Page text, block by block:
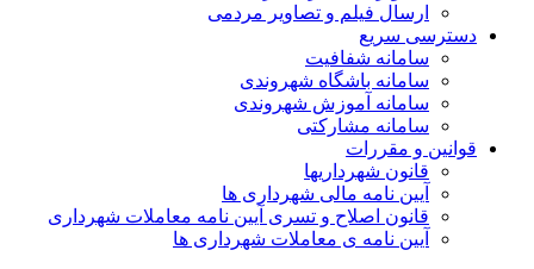
ارسال فیلم و تصاویر مردمی
دسترسی سریع
سامانه شفافیت
سامانه باشگاه شهروندی
سامانه آموزش شهروندی
سامانه مشارکتی
قوانین و مقررات
قانون شهرداریها
آیین نامه مالی شهرداری ها
قانون اصلاح و تسری آیین نامه معاملات شهرداری
آیین نامه ی معاملات شهرداری ها